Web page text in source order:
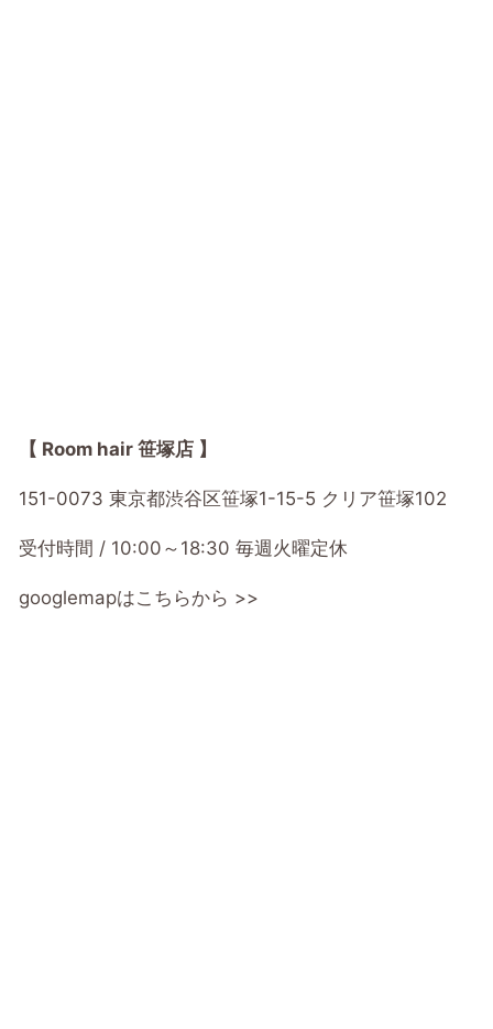
【 Room hair 笹塚店 】
151-0073 東京都渋谷区笹塚1-15-5 クリア笹塚102
受付時間 / 10:00～18:30 毎週火曜定休
googlemapはこちらから >>